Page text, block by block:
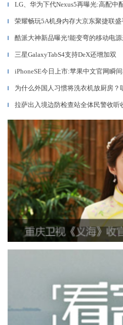
▎ LG、华为下代Nexus5再曝光:高配中
▎ 荣耀畅玩5A机身内存大京东聚捷联
▎ 酷派大神新品曝光!能变弯的移动电源
▎ 三星GalaxyTabS4支持DeX还增加双
▎ iPhoneSE今日上市:苹果中文官网瞬
▎ 为什么外国人习惯将洗衣机放厨房？
▎ 拉萨出入境边防检查站全体民警收听